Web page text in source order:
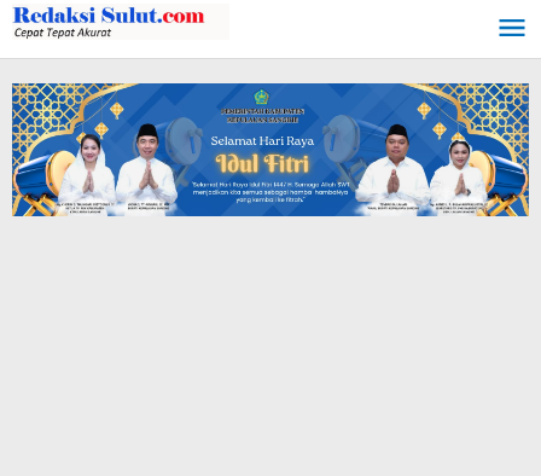
Lewati
ke
konten